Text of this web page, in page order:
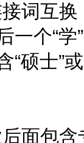
词互
一个“
“硕士”
包含